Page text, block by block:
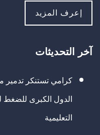
إعرف المزيد
آخر التحديثات
كرامي تستنكر تدمير
الدول الكبرى
التعليمية